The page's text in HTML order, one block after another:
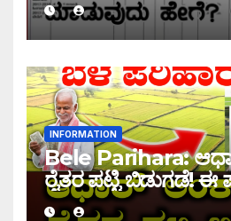
INFORMATION
Bele Parihara:
ರೈತರ ಪಟ್ಟಿ ಬಿಡುಗಡೆ! ಈ
ಹೆಸರು ಇದ್ದರೆ ನಿಮಗೆ